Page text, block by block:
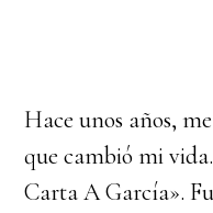
Hace unos años,
que cambió mi
Carta A García».